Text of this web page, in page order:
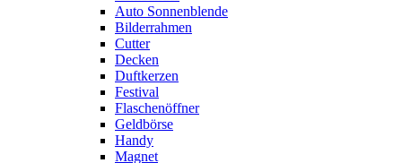
Auto Sonnenblende
Bilderrahmen
Cutter
Decken
Duftkerzen
Festival
Flaschenöffner
Geldbörse
Handy
Magnet